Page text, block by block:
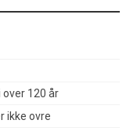
120 år
ikke ovre